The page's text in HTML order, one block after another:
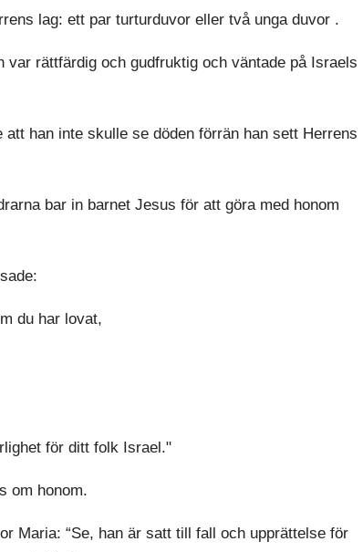
lag: ett par turturduvor eller två unga duvor .
rättfärdig och gudfruktig och väntade på Israels
han inte skulle se döden förrän han sett Herrens
bar in barnet Jesus för att göra med honom
du har lovat,
för ditt folk Israel."
om honom.
Maria: “Se, han är satt till fall och upprättelse för